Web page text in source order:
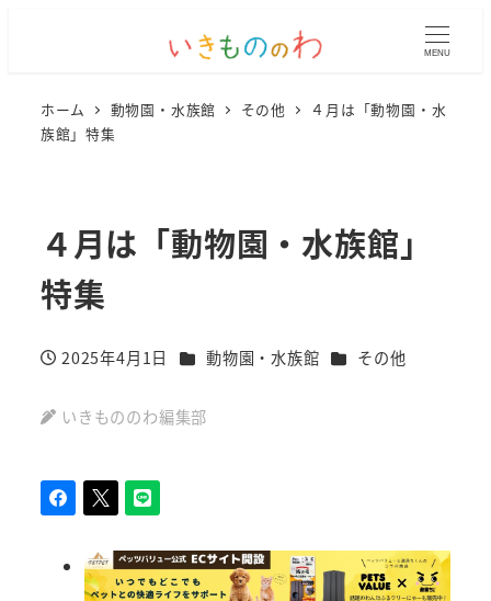
MENU
ホーム 動物園・水族館 その他
４月は「動物園・水
族館」特集
４月は「動物園・水族館」
特集
投稿日
2025年4月1日 カテゴリー
動物園・水族館 カテゴリー
その他
いきもののわ編集部